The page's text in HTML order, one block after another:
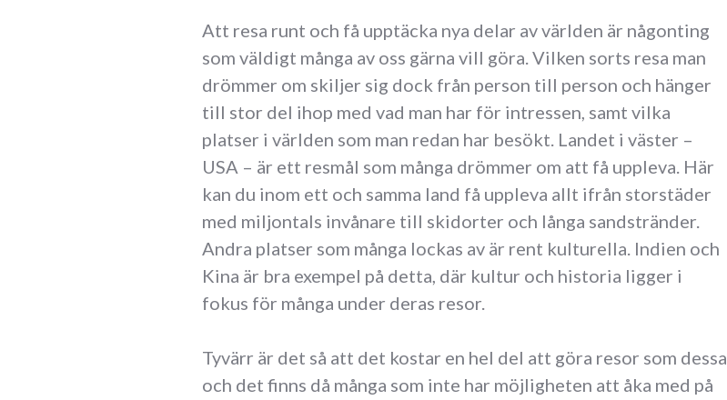
Att resa runt och få upptäcka nya delar av världen är någonting
som väldigt många av oss gärna vill göra. Vilken sorts resa man
drömmer om skiljer sig dock från person till person och hänger
till stor del ihop med vad man har för intressen, samt vilka
platser i världen som man redan har besökt. Landet i väster –
USA – är ett resmål som många drömmer om att få uppleva. Här
kan du inom ett och samma land få uppleva allt ifrån storstäder
med miljontals invånare till skidorter och långa sandstränder.
Andra platser som många lockas av är rent kulturella. Indien och
Kina är bra exempel på detta, där kultur och historia ligger i
fokus för många under deras resor.
Tyvärr är det så att det kostar en hel del att göra resor som dessa
och det finns då många som inte har möjligheten att åka med på